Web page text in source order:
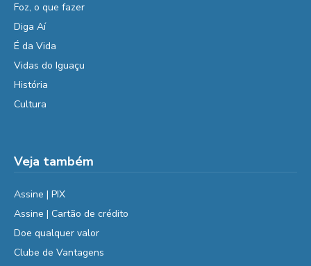
Foz, o que fazer
Diga Aí
É da Vida
Vidas do Iguaçu
História
Cultura
Veja também
Assine | PIX
Assine | Cartão de crédito
Doe qualquer valor
Clube de Vantagens